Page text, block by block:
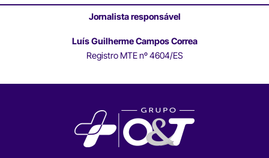
Jornalista responsável
Luís Guilherme Campos Correa
Registro MTE nº 4604/ES